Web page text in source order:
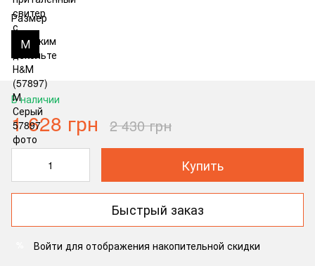
Размер
М
В наличии
1 628 грн 2 430 грн
Купить
Быстрый заказ
Войти для отображения накопительной скидки